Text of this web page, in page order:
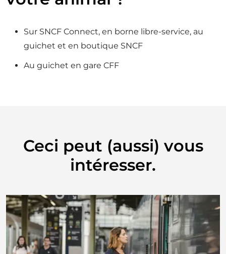
Sur SNCF Connect, en borne libre-service, au
guichet et en boutique SNCF
Au guichet en gare CFF
Ceci peut (aussi) vous
intéresser.